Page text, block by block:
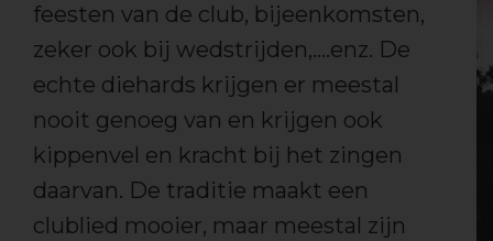
feesten van de club, bijeenkomsten,
zeker ook bij wedstrijden,….enz. De
echte diehards krijgen er meestal
nooit genoeg van en krijgen ook
kippenvel en kracht bij het zingen
daarvan. De traditie maakt een
clublied mooier, maar meestal zijn